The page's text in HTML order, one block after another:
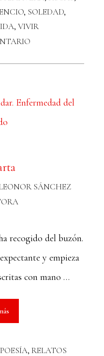
, SOLEDAD,
, VIVIR
SÁNCHEZ
recogido del buzón.
y empieza
con mano …
,RELATOS